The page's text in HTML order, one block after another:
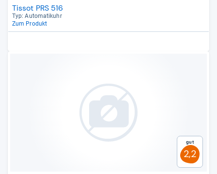
Tissot PRS 516
Typ: Auto­ma­ti­k­uhr
Zum Produkt
Gut
2,2